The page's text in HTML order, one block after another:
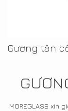
Gương tân
MOREGLASS